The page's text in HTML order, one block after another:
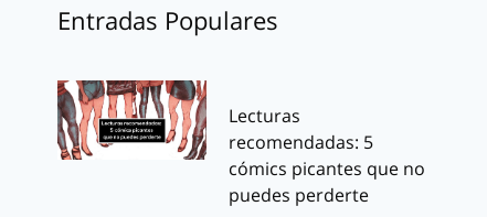
Entradas Populares
Lecturas
recomendadas: 5
cómics picantes que no
puedes perderte